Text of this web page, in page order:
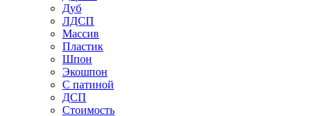
Дуб
ЛДСП
Массив
Пластик
Шпон
Экошпон
С патиной
ДСП
Стоимость